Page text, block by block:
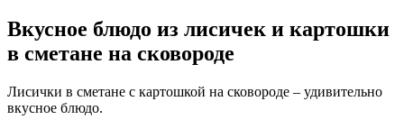
Вкусное блюдо из лисичек и картошки
в сметане на сковороде
Лисички в сметане с картошкой на сковороде – удивительно
вкусное блюдо.